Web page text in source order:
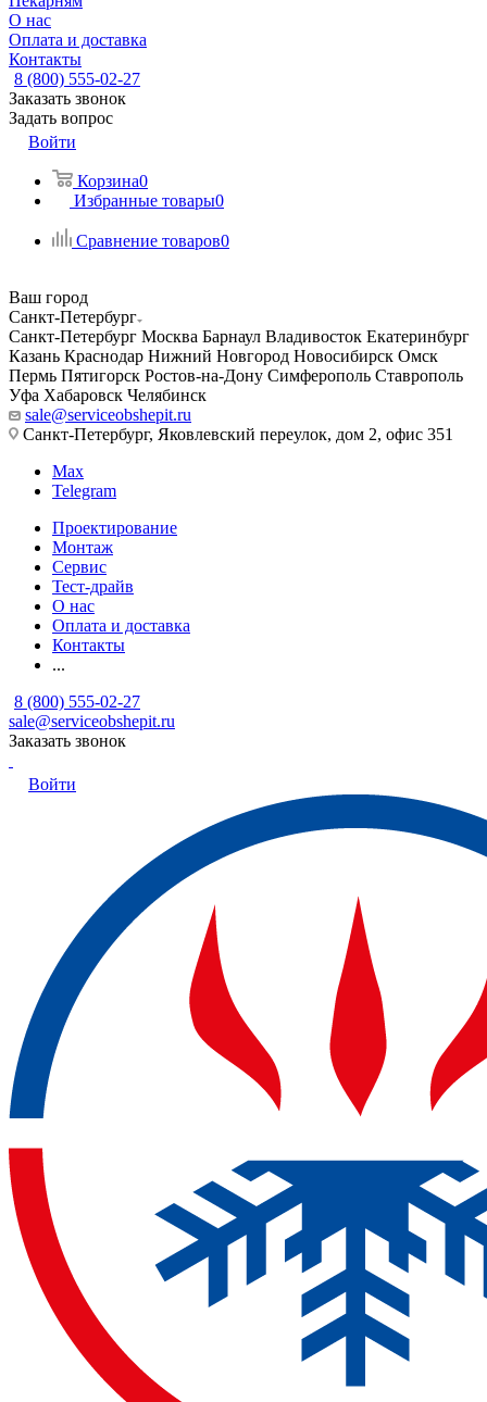
О нас
Оплата и доставка
Контакты
8 (800) 555-02-27
Заказать звонок
Задать вопрос
Войти
Корзина0
Избранные товары0
Сравнение товаров0
Ваш город
Санкт-Петербург
Санкт-Петербург Москва Барнаул Владивосток Екатеринбург
Казань Краснодар Нижний Новгород Новосибирск Омск
Пермь Пятигорск Ростов-на-Дону Симферополь Ставрополь
Уфа Хабаровск Челябинск
sale@serviceobshepit.ru
Санкт-Петербург, Яковлевский переулок, дом 2, офис 351
Max
Telegram
Проектирование
Монтаж
Сервис
Тест-драйв
О нас
Оплата и доставка
Контакты
...
8 (800) 555-02-27
sale@serviceobshepit.ru
Заказать звонок
Войти